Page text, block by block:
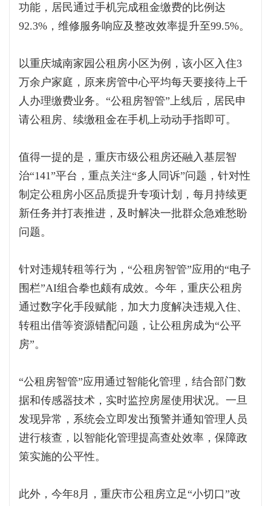
功能，居民通过手机完成租金缴费的比例达
92.3%，维修服务响应及整改效率提升至99.5%。
以重庆城南家园公租房小区为例，该小区入住3
万余户家庭，原来房管中心平均每天要接待上千
人办理缴费业务。“公租房智管”上线后，居民申
请公租房、续缴租金在手机上动动手指即可。
值得一提的是，重庆市级公租房还融入基层智
治“141”平台，重点关注“多人同诉”问题，针对性
制定公租房小区品质提升专项计划，每月持续更
新任务并打表推进，及时解决一批群众急难愁盼
问题。
针对违规转租等行为，“公租房智管”应用的“电子
围栏”AI组合拳也颇有成效。今年，重庆公租房
通过数字化手段赋能，加大力度解决违规入住、
转租出借等资源错配问题，让公租房成为“公平
房”。
“公租房智管”应用通过智能化管理，结合部门数
据和传感器技术，实时监控房屋使用状况。一旦
发现异常，系统会立即发出预警并通知管理人员
进行核查，以智能化管理提高查处效率，保障政
策实施的公平性。
此外，今年8月，重庆市公租房立足“小切口”改